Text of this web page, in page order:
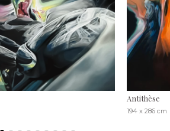
Antithèse
194 x 286 cm